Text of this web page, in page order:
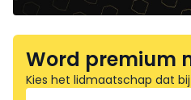
Word premium
Kies het lidmaatschap dat